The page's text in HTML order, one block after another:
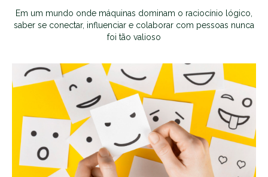
Em um mundo onde máquinas dominam o raciocínio lógico,
saber se conectar, influenciar e colaborar com pessoas nunca
foi tão valioso